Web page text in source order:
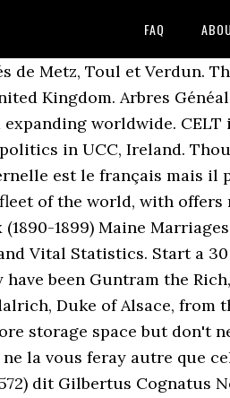
FAQ
de Metz, Toul et Verdun.
Kingdom. Arbres
worldwide.
in UCC, Ireland.
est le français mais il
of the world, with offers
1899) Maine Marriages
Vital Statistics. Start a
been Guntram the
Duke of Alsace, from
storage space but don't
la vous feray autre que
dit Gilbertus Cognatus